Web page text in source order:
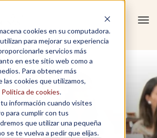
cookies en su computadora.
para mejorar su experiencia
servicios más
en este sitio web como a
Para obtener más
las cookies que utilizamos,
Política de cookies.
información cuando visites
para cumplir con tus
que utilizar una pequeña
se te vuelva a pedir que elijas.